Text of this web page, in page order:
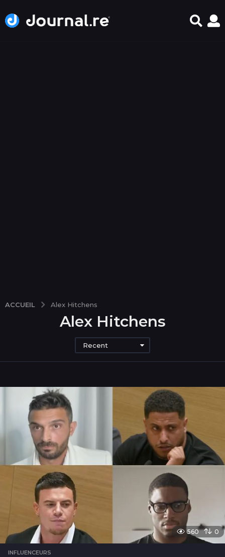
ACCUEIL Alex Hitchens
Alex Hitchens
Recent
560 0
INFLUENCEURS